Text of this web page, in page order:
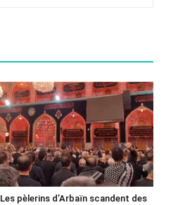
Les pèlerins d’Arbaïn scandent des